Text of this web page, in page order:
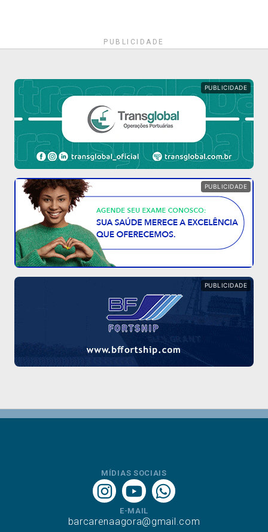
PUBLICIDADE
PUBLICIDADE
PUBLICIDADE
PUBLICIDADE
MÍDIAS SOCIAIS
E-MAIL
barcarenaagora@gmail.com